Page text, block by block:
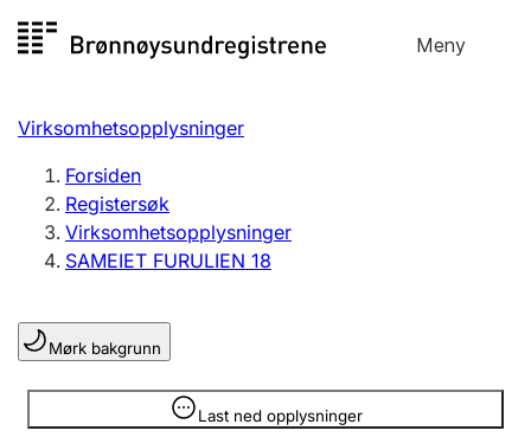
til
Meny
Registersøk
Aksjeselskap
Enkeltpersonforetak
Registrere, endre, slette
Lag og forening
Registrere, endre, slette
Virksomhetsopplysninger
Forsiden
Registersøk
Virksomhetsopplysninger
SAMEIET FURULIEN 18
Mørk bakgrunn
Last ned opplysninger
Opplysninger er skjult